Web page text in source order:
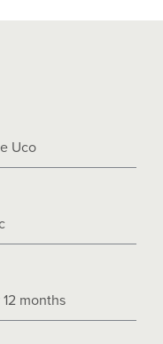
Uco
months